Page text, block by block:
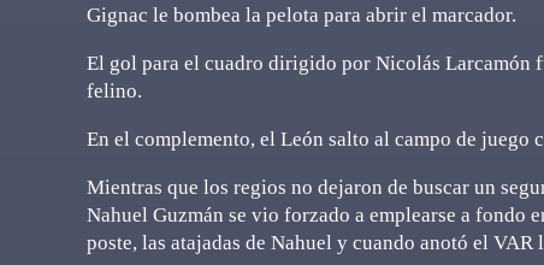
Gignac le bombea la pelota para abrir el marcador.
El gol para el cuadro dirigido por Nicolás Larcamón
felino.
En el complemento, el León salto al campo de juego
Mientras que los regios no dejaron de buscar un
Nahuel Guzmán se vio forzado a emplearse a fondo
poste, las atajadas de Nahuel y cuando anotó el